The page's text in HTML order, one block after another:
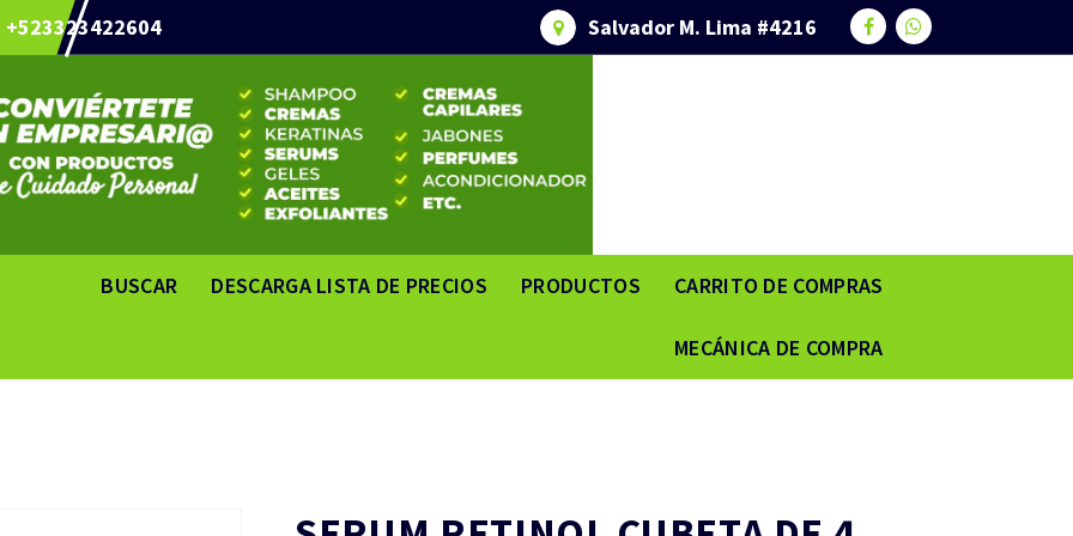
+523323422604 Salvador M. Lima #4216
BUSCAR DESCARGA LISTA DE PRECIOS PRODUCTOS CARRITO DE COMPRAS
MECÁNICA DE COMPRA